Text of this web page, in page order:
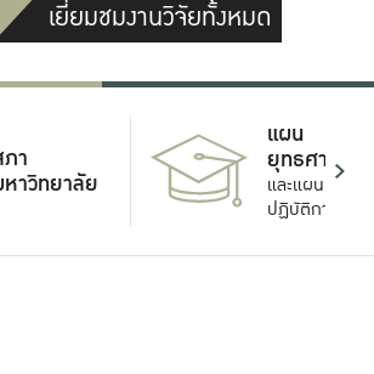
เยี่ยมชมงานวิจัยทั้งหมด
า
าวิทยาลัย
แผน
ยุทธศาสตร์
และแผน
ปฏิบัติการ